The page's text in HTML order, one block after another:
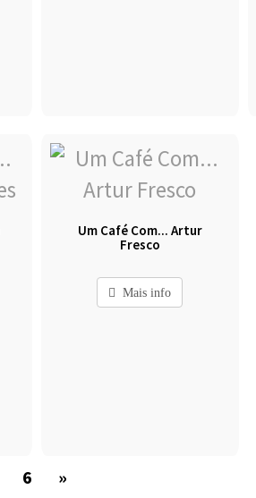
Um Café Com... Artur
Fresco
Mais info
6 »